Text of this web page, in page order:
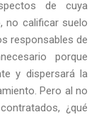
de cuya
no calificar suelo
responsables de
porque
y dispersará la
Pero al no
¿qué